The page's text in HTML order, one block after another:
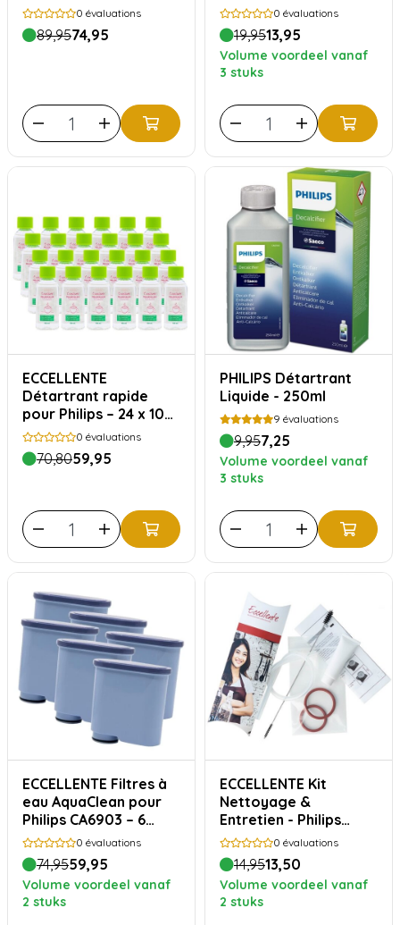
0 évaluations
89,9574,95
0 évaluations
19,9513,95
Volume voordeel vanaf
3 stuks
ECCELLENTE
Détartrant rapide
pour Philips – 24 x 100
ml
0 évaluations
70,8059,95
PHILIPS Détartrant
Liquide - 250ml
9 évaluations
9,957,25
Volume voordeel vanaf
3 stuks
ECCELLENTE Filtres à
eau AquaClean pour
Philips CA6903 – 6
pièces
0 évaluations
74,9559,95
Volume voordeel vanaf
2 stuks
ECCELLENTE Kit
Nettoyage &
Entretien - Philips
Saeco
0 évaluations
14,9513,50
Volume voordeel vanaf
2 stuks